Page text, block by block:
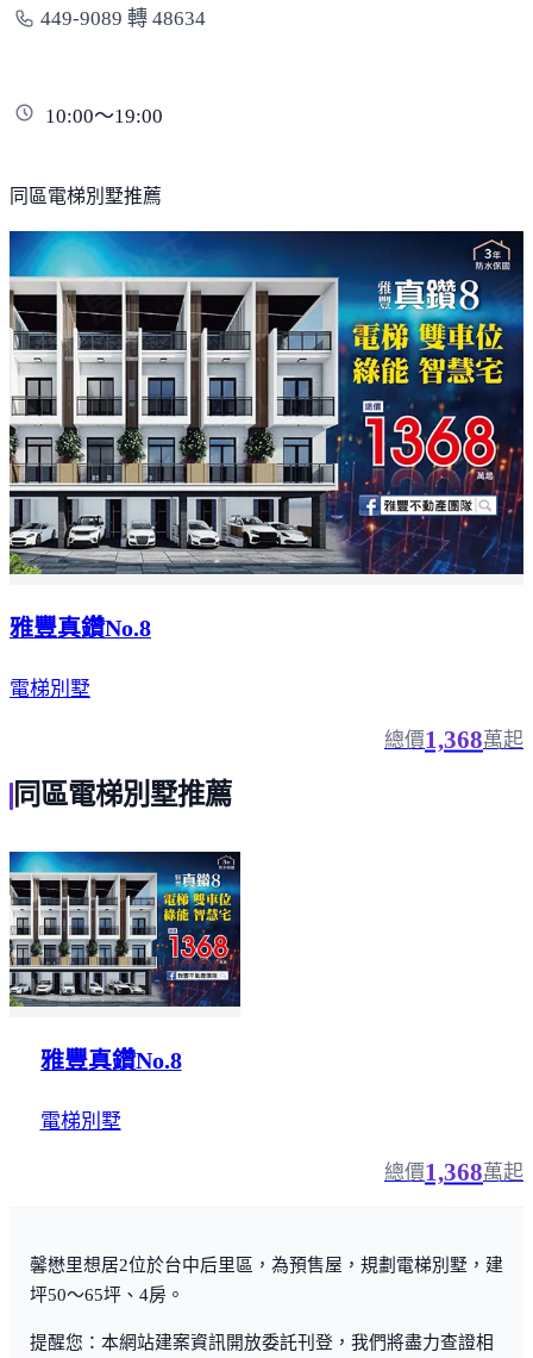
豐洲科技工業園區
449-9089 轉 48634
10:00～19:00
同區電梯別墅推薦
雅豐真鑽No.8
電梯別墅
總價1,368萬起
同區電梯別墅推薦
雅豐真鑽No.8
電梯別墅
總價1,368萬起
馨懋里想居2位於台中后里區，為預售屋，規劃電梯別墅，建
坪50～65坪、4房。
提醒您：本網站建案資訊開放委託刊登，我們將盡力查證相